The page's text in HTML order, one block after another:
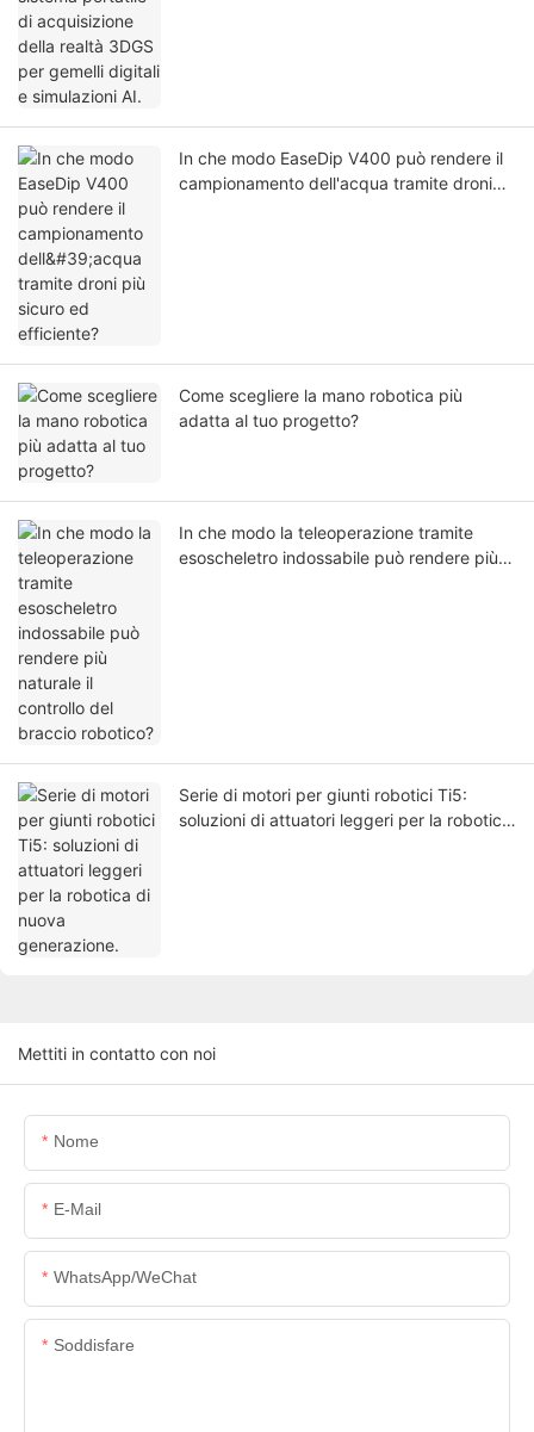
In che modo EaseDip V400 può rendere il
campionamento dell'acqua tramite droni
Come scegliere la mano robotica più
adatta al tuo progetto?
In che modo la teleoperazione tramite
esoscheletro indossabile può rendere più
Serie di motori per giunti robotici Ti5:
soluzioni di attuatori leggeri per la robotica
Mettiti in contatto con noi
Nome
E-Mail
WhatsApp/WeChat
Soddisfare